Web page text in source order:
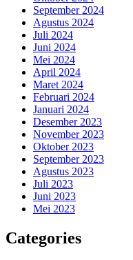
September 2024
Agustus 2024
Juli 2024
Juni 2024
Mei 2024
April 2024
Maret 2024
Februari 2024
Januari 2024
Desember 2023
November 2023
Oktober 2023
September 2023
Agustus 2023
Juli 2023
Juni 2023
Mei 2023
Categories